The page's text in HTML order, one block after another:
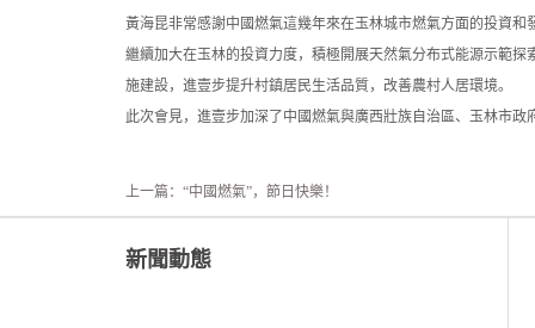
黃海昆非常感謝中國燃氣這幾年來在玉林城市燃氣方面的投資
繼續加大在玉林的投資力度，積極開展天然氣分布式能源示範
施建設，進壹步提升村鎮居民生活品質，改善農村人居環境。
此次會見，進壹步加深了中國燃氣與廣西壯族自治區、玉林市
上一篇： “中國燃氣”，節日快樂！
新聞動態